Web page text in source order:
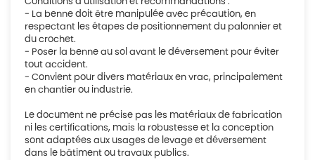
- La benne doit être manipulée avec précaution, en
respectant les étapes de positionnement du palonnier et
du crochet.
- Poser la benne au sol avant le déversement pour éviter
tout accident.
- Convient pour divers matériaux en vrac, principalement
en chantier ou industrie.
Le document ne précise pas les matériaux de fabrication
ni les certifications, mais la robustesse et la conception
sont adaptées aux usages de levage et déversement
dans le bâtiment ou travaux publics.